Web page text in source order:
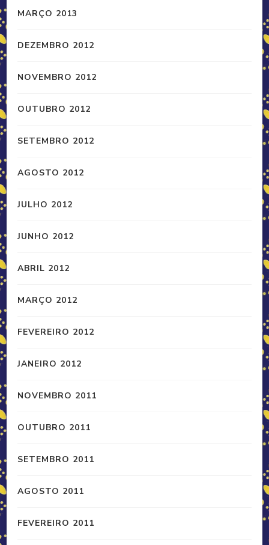
MARÇO 2013
DEZEMBRO 2012
NOVEMBRO 2012
OUTUBRO 2012
SETEMBRO 2012
AGOSTO 2012
JULHO 2012
JUNHO 2012
ABRIL 2012
MARÇO 2012
FEVEREIRO 2012
JANEIRO 2012
NOVEMBRO 2011
OUTUBRO 2011
SETEMBRO 2011
AGOSTO 2011
FEVEREIRO 2011